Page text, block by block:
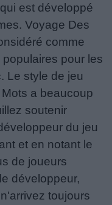
est développé
Voyage Des
comme
pour les
Le style de jeu
a beaucoup
soutenir
du jeu
et en notant le
de joueurs
développeur,
toujours